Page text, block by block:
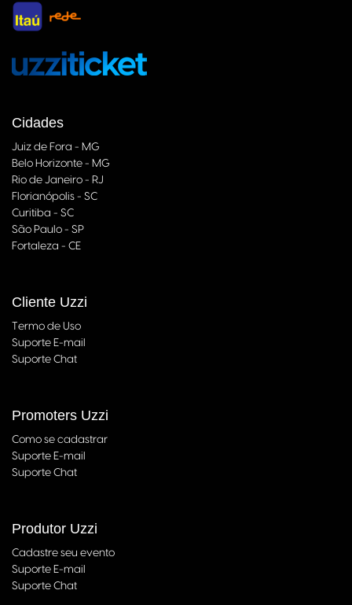
Cidades
Juiz de Fora - MG
Belo Horizonte - MG
Rio de Janeiro - RJ
Florianópolis - SC
Curitiba - SC
São Paulo - SP
Fortaleza - CE
Cliente Uzzi
Termo de Uso
Suporte E-mail
Suporte Chat
Promoters Uzzi
Como se cadastrar
Suporte E-mail
Suporte Chat
Produtor Uzzi
Cadastre seu evento
Suporte E-mail
Suporte Chat